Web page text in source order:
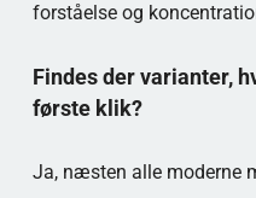
forståelse og
Findes der varianter,
første klik?
Ja, næsten alle moderne